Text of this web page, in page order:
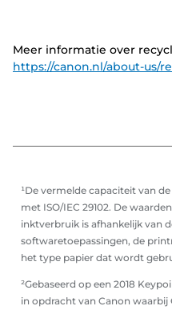
Meer informatie over
https://canon.nl/about-us/
¹De vermelde capaciteit van
met ISO/IEC 29102. De
inktverbruik is afhankelijk van
softwaretoepassingen, de
het type papier dat wordt
²Gebaseerd op een 2018
in opdracht van Canon